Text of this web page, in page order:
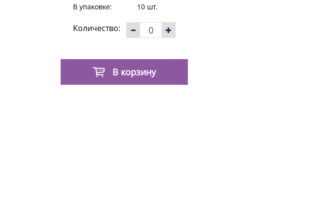
В упаковке:
10 шт.
Количество:
В корзину